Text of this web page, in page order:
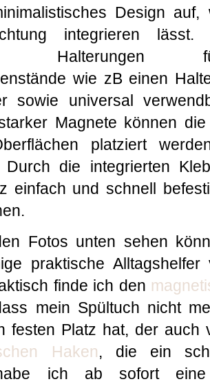
Design
integrieren lässt.
Halterungen
wie zB einen
sowie universal
Magnete können
platziert
Durch die integrierten
einfach und schnell
Fotos unten sehen
praktische
finde ich den
mein Spültuch nicht
festen Platz hat, der auch
Haken, die ein
ich ab sofort eine